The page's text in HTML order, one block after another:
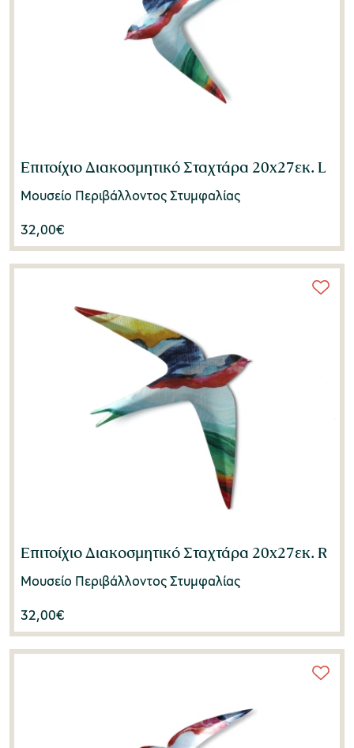
Επιτοίχιο Διακοσμητικό Σταχτάρα 20x27εκ. L
Μουσείο Περιβάλλοντος Στυμφαλίας
32,00€
Επιτοίχιο Διακοσμητικό Σταχτάρα 20x27εκ. R
Μουσείο Περιβάλλοντος Στυμφαλίας
32,00€